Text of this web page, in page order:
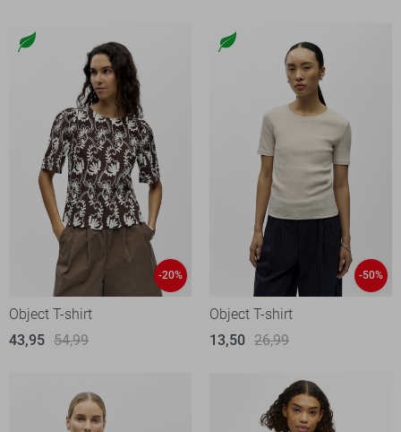
-20%
Object T-shirt
43,95 54,99
-50%
Object T-shirt
13,50 26,99